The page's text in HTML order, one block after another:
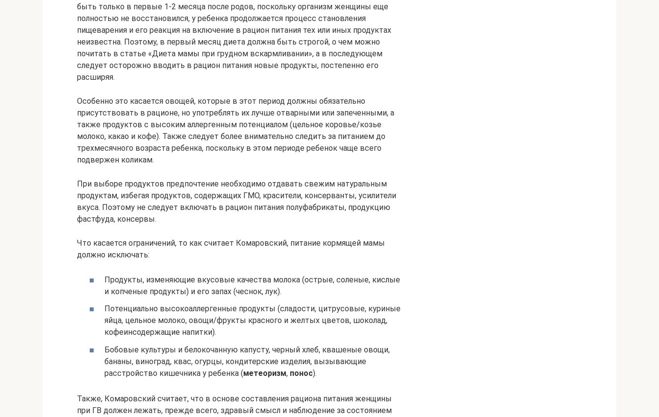
быть только в первые 1-2 месяца после родов, поскольку организм женщины еще
полностью не восстановился, у ребенка продолжается процесс становления
пищеварения и его реакция на включение в рацион питания тех или иных продуктах
неизвестна. Поэтому, в первый месяц диета должна быть строгой, о чем можно
почитать в статье «Диета мамы при грудном вскармливании», а в последующем
следует осторожно вводить в рацион питания новые продукты, постепенно его
расширяя.
Особенно это касается овощей, которые в этот период должны обязательно
присутствовать в рационе, но употреблять их лучше отварными или запеченными, а
также продуктов с высоким аллергенным потенциалом (цельное коровье/козье
молоко, какао и кофе). Также следует более внимательно следить за питанием до
трехмесячного возраста ребенка, поскольку в этом периоде ребенок чаще всего
подвержен коликам.
При выборе продуктов предпочтение необходимо отдавать свежим натуральным
продуктам, избегая продуктов, содержащих ГМО, красители, консерванты, усилители
вкуса. Поэтому не следует включать в рацион питания полуфабрикаты, продукцию
фастфуда, консервы.
Что касается ограничений, то как считает Комаровский, питание кормящей мамы
должно исключать:
Продукты, изменяющие вкусовые качества молока (острые, соленые, кислые
и копченые продукты) и его запах (чеснок, лук).
Потенциально высокоаллергенные продукты (сладости, цитрусовые, куриные
яйца, цельное молоко, овощи/фрукты красного и желтых цветов, шоколад,
кофеинсодержащие напитки).
Бобовые культуры и белокочанную капусту, черный хлеб, квашеные овощи,
бананы, виноград, квас, огурцы, кондитерские изделия, вызывающие
расстройство кишечника у ребенка (метеоризм, понос).
Также, Комаровский считает, что в основе составления рациона питания женщины
при ГВ должен лежать, прежде всего, здравый смысл и наблюдение за состоянием